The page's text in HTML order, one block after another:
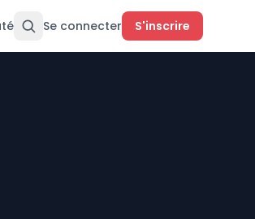
Se connecter S'inscrire